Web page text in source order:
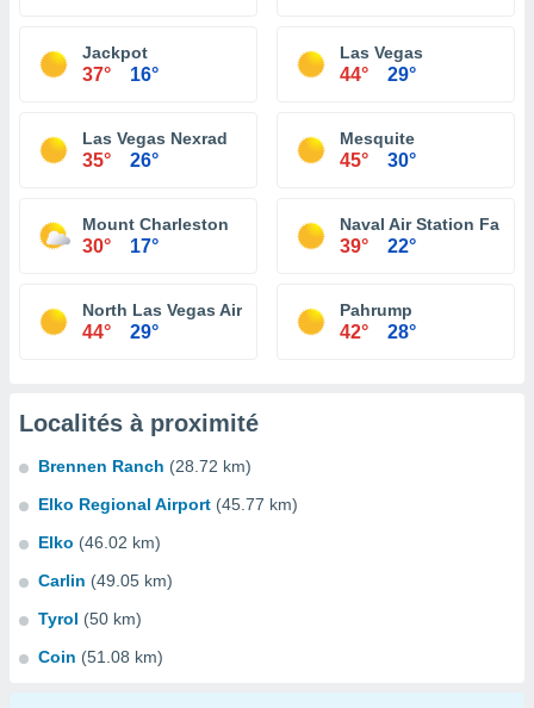
Jackpot
37° 16°
Las Vegas
44° 29°
Las Vegas Nexrad
35° 26°
Mesquite
45° 30°
Mount Charleston
30° 17°
Naval Air Station Fallon
39° 22°
North Las Vegas Airport
44° 29°
Pahrump
42° 28°
Localités à proximité
Brennen Ranch (28.72 km)
Elko Regional Airport (45.77 km)
Elko (46.02 km)
Carlin (49.05 km)
Tyrol (50 km)
Coin (51.08 km)